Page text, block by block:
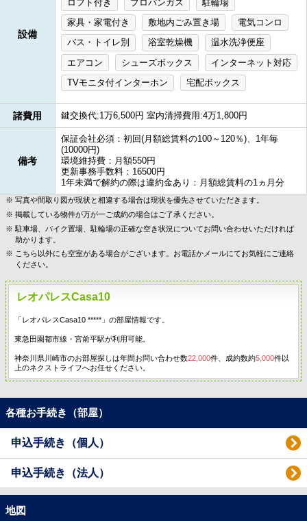
設備
ロフト付き プロパンガス
駐輪場
家具・家電付き
敷地内ごみ置き場
電気コンロ
バス・トイレ別
浴室乾燥機
温水洗浄便座
エアコン
シューズボックス
インターネット対応
TVモニタ付インターホン
宅配ボックス
諸費用 鍵交換代:1万6,500円 室内清掃費用:4万1,800円
備考
保証会社必須：初回(月額総賃料の100～120％)、1年毎
(10000円)
環境維持費：月額550円
更新事務手数料：16500円
1年未満で解約の際は違約金あり：月額総賃料の1ヵ月分
写真や間取り図が現状と相違する場合は現状を優先させていただきます。
掲載している物件が万が一ご成約の場合はご了承ください。
駐車場、バイク置場、駐輪場の正確な空き状況についてお問い合わせいただければ
助かります。
こちら以外にも空室がある場合がございます。お電話かメールにてお気軽にご連絡
ください。
レオパレスCasa10
「レオパレスCasa10 *****」の部屋情報です。
東急田園都市線・宮前平駅が利用可能。
神奈川県川崎市のお部屋探しは年間お問い合わせ数22,000件、成約数約5,000件以
上のネクストライフへお任せください。
各種お手続き（部屋）
申込手続き（個人）
申込手続き（法人）
地図